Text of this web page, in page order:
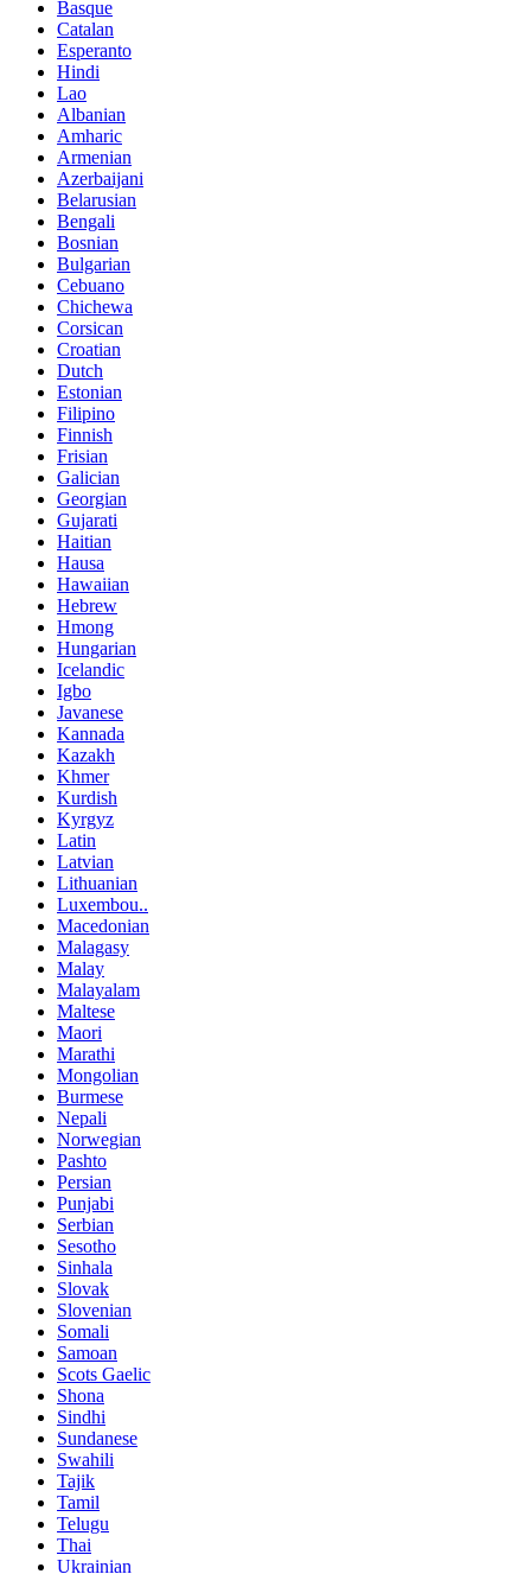
Basque
Catalan
Esperanto
Hindi
Lao
Albanian
Amharic
Armenian
Azerbaijani
Belarusian
Bengali
Bosnian
Bulgarian
Cebuano
Chichewa
Corsican
Croatian
Dutch
Estonian
Filipino
Finnish
Frisian
Galician
Georgian
Gujarati
Haitian
Hausa
Hawaiian
Hebrew
Hmong
Hungarian
Icelandic
Igbo
Javanese
Kannada
Kazakh
Khmer
Kurdish
Kyrgyz
Latin
Latvian
Lithuanian
Luxembou..
Macedonian
Malagasy
Malay
Malayalam
Maltese
Maori
Marathi
Mongolian
Burmese
Nepali
Norwegian
Pashto
Persian
Punjabi
Serbian
Sesotho
Sinhala
Slovak
Slovenian
Somali
Samoan
Scots Gaelic
Shona
Sindhi
Sundanese
Swahili
Tajik
Tamil
Telugu
Thai
Ukrainian